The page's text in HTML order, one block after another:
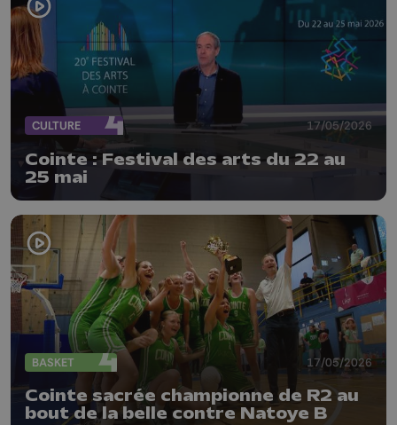
CULTURE 17/05/2026
Cointe : Festival des arts du 22 au
25 mai
BASKET 17/05/2026
Cointe sacrée championne de R2 au
bout de la belle contre Natoye B